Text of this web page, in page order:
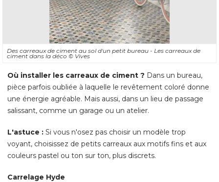
Des carreaux de ciment au sol d'un petit bureau - Les carreaux de
ciment dans la déco © Vives
Où installer les carreaux de ciment ? Dans un bureau,
pièce parfois oubliée à laquelle le revêtement coloré donne
une énergie agréable. Mais aussi, dans un lieu de passage
salissant, comme un garage ou un atelier.
L'astuce : Si vous n'osez pas choisir un modèle trop
voyant, choisissez de petits carreaux aux motifs fins et aux
couleurs pastel ou ton sur ton, plus discrets.
Carrelage Hyde